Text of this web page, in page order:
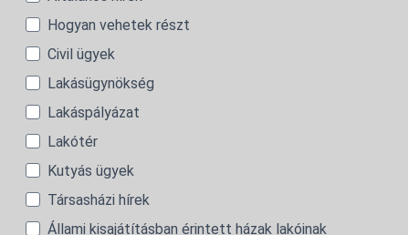
Hogyan vehetek részt
Civil ügyek
Lakásügynökség
Lakáspályázat
Lakótér
Kutyás ügyek
Társasházi hírek
Állami kisajátításban érintett házak lakóinak